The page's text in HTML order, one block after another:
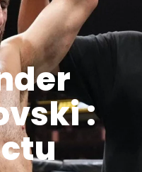
: